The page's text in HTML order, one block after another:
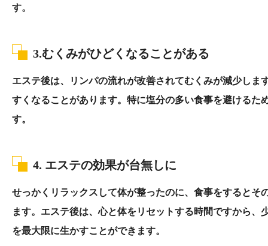
す。
3.むくみがひどくなることがある
エステ後は、リンパの流れが改善されてむくみが減少し
すくなることがあります。特に塩分の多い食事を避けるた
す。
4. エステの効果が台無しに
せっかくリラックスして体が整ったのに、食事をするとそ
ます。エステ後は、心と体をリセットする時間ですから
を最大限に生かすことができます。